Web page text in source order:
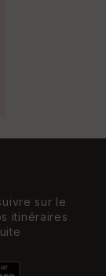
sur le
itinéraires